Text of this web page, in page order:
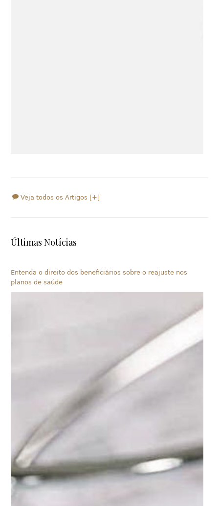
Veja todos os Artigos [+]
Últimas Notícias
Entenda o direito dos beneficiários sobre o reajuste nos
planos de saúde